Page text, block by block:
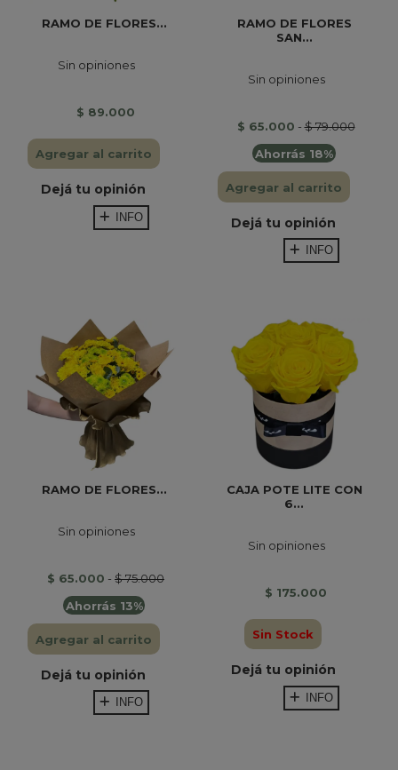
RAMO DE FLORES...
Sin opiniones
$ 89.000
Agregar al carrito
Dejá tu opinión
INFO
RAMO DE FLORES
SAN...
Sin opiniones
$ 65.000 -$ 79.000
Ahorrás 18%
Agregar al carrito
Dejá tu opinión
INFO
RAMO DE FLORES...
Sin opiniones
$ 65.000 - $ 75.000
Ahorrás 13%
Agregar al carrito
Dejá tu opinión
INFO
CAJA POTE LITE CON
6...
Sin opiniones
$ 175.000
Sin Stock
Dejá tu opinión
INFO